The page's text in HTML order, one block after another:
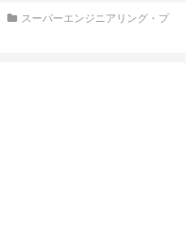
スーパーエンジニアリング・プ